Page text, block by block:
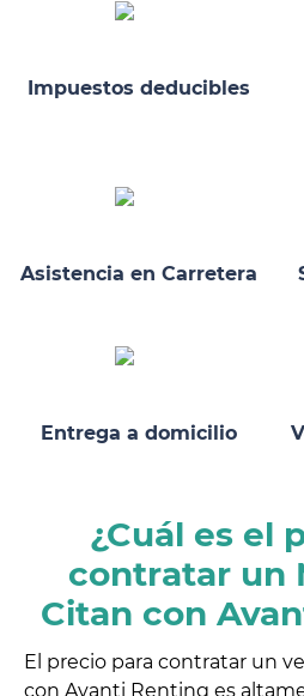
Impuestos deducibles
Asistencia en Carretera
Entrega a domicilio
¿Cuál es el
contratar un
Citan con
El precio para contratar un
con Avanti Renting es